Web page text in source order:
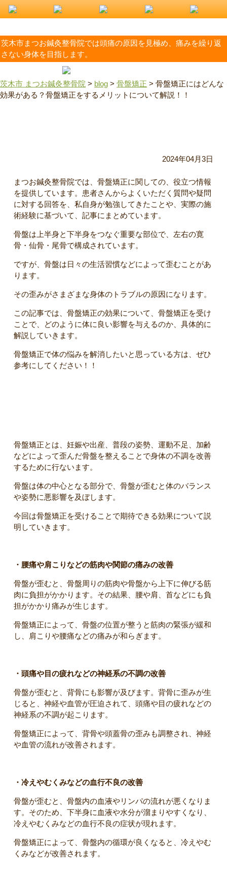
茨木市まつお鍼灸整骨院では頭痛の原因を見極め、痛みを繰り返
さない身体を目指します。
茨木市 まつお鍼灸整骨院 > blog > 骨盤矯正 > 骨盤矯正にはどんな
効果がある？骨盤矯正をするメリットについて解説！！
2024年04月3日
まつお鍼灸整骨院では、骨盤矯正に関しての、役立つ情報
を提供しています。患者さんからよくいただく質問や疑問
に対する回答を、私自身が勉強してきたことや、実際の施
術経験に基づいて、記事にまとめています。
骨盤は上半身と下半身をつなぐ重要な部位で、左右の寛
骨・仙骨・尾骨で構成されています。
ですが、骨盤は日々の生活習慣などによって歪むことがあ
ります。
その歪みがさまざまな身体のトラブルの原因になります。
この記事では、骨盤矯正の効果について、骨盤矯正を受け
ことで、どのように体に良い影響を与えるのか、具体的に
解説していきます。
骨盤矯正で体の悩みを解消したいと思っている方は、ぜひ
参考にしてください！！
骨盤矯正とは、妊娠や出産、普段の姿勢、運動不足、加齢
などによって歪んだ骨盤を整えることで身体の不調を改善
するために行ないます。
骨盤は体の中心となる部分で、骨盤が歪むと体のバランス
や姿勢に悪影響を及ぼします。
今回は骨盤矯正を受けることで期待できる効果について説
明していきます。
・腰痛や肩こりなどの筋肉や関節の痛みの改善
骨盤が歪むと、骨盤周りの筋肉や骨盤から上下に伸びる筋
肉に負担がかかります。その結果、腰や肩、首などにも負
担がかかり痛みが生じます。
骨盤矯正によって、骨盤の位置が整うと筋肉の緊張が緩和
し、肩こりや腰痛などの痛みが和らぎます。
・頭痛や目の疲れなどの神経系の不調の改善
骨盤が歪むと、背骨にも影響が及びます。背骨に歪みが生
じると、神経や血管が圧迫されて、頭痛や目の疲れなどの
神経系の不調が起こります。
骨盤矯正によって、背骨や頭蓋骨の歪みも調整され、神経
や血管の流れが改善されます。
・冷えやむくみなどの血行不良の改善
骨盤が歪むと、骨盤内の血液やリンパの流れが悪くなりま
す。そのため、下半身に血液や水分が溜まりやすくなり、
冷えやむくみなどの血行不良の症状が現れます。
骨盤矯正によって、骨盤内の循環が良くなると、冷えやむ
くみなどが改善されます。